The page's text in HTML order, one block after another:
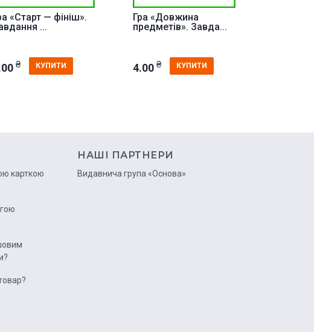
«Старт — фініш».
...
₴ КУПИТИ
Гра «Довжина
предметів». Завда...
4.00 ₴ КУПИТИ
карткою
НАШІ ПАРТНЕРИ
Видавнича група «Основа»